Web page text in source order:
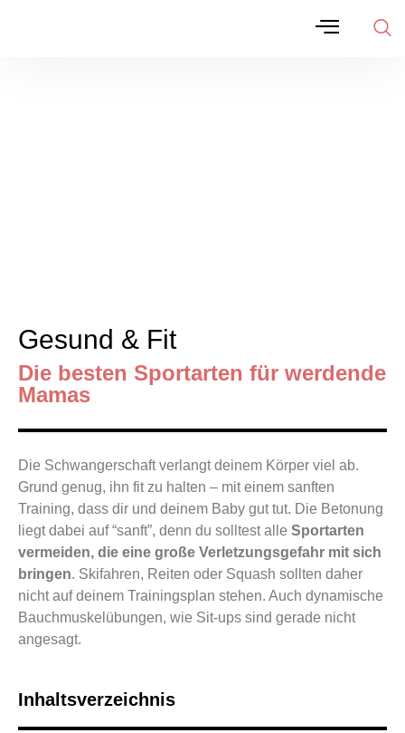
Gesund & Fit
Die besten Sportarten für werdende
Mamas
Die Schwangerschaft verlangt deinem Körper viel ab.
Grund genug, ihn fit zu halten – mit einem sanften
Training, dass dir und deinem Baby gut tut. Die Betonung
liegt dabei auf “sanft”, denn du solltest alle Sportarten
vermeiden, die eine große Verletzungsgefahr mit sich
bringen. Skifahren, Reiten oder Squash sollten daher
nicht auf deinem Trainingsplan stehen. Auch dynamische
Bauchmuskelübungen, wie Sit-ups sind gerade nicht
angesagt.
Inhaltsverzeichnis